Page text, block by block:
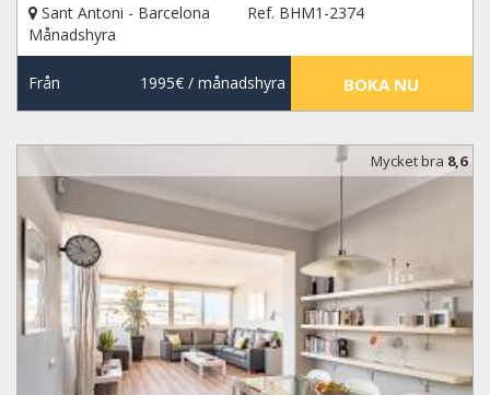
Sant Antoni - Barcelona
Ref. BHM1-2374
Månadshyra
Från 1995€/ månadshyra BOKA NU
Mycket bra 8,6